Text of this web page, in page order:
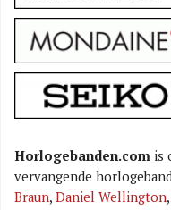
Horlogebanden.com is
vervangende
Braun, Daniel Wellington,